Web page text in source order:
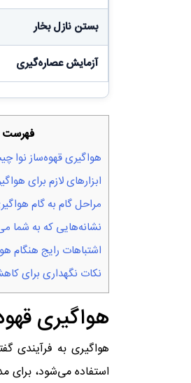
بستن نازل بخار
آزمایش عصاره‌گیری
فهرست
هواگیری قهوه‌ساز نوا
ابزارهای لازم برای
مراحل گام‌ به‌ گام
نشانه‌هایی که به شما
اشتباهات رایج هنگام
نکات نگهداری برای
هواگیری
هواگیری به فرآیندی
استفاده می‌شود،